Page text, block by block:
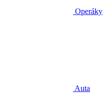
Operáky
Auta